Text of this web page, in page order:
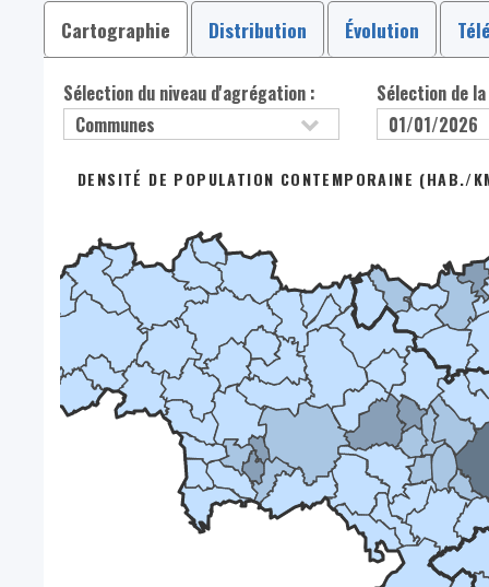
Cartographie Distribution Évolution
Sélection du niveau d'agrégation : Sélection de
DENSITÉ DE POPULATION CONTEMPORAINE